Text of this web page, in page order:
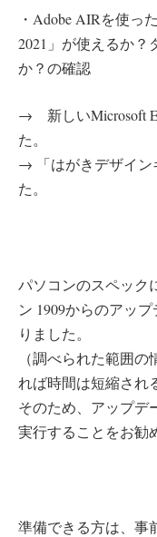
・Adobe AIRを使っ
2021」が使えるか？
か？の確認
→ 新しいMicrosoft
た。
→ 「はがきデザイン
た。
パソコンのスペック
ン 1909からのアッ
りました。
（調べられた範囲
れば時間は短縮され
そのため、アップデ
実行することをお勧
準備できる方は、事